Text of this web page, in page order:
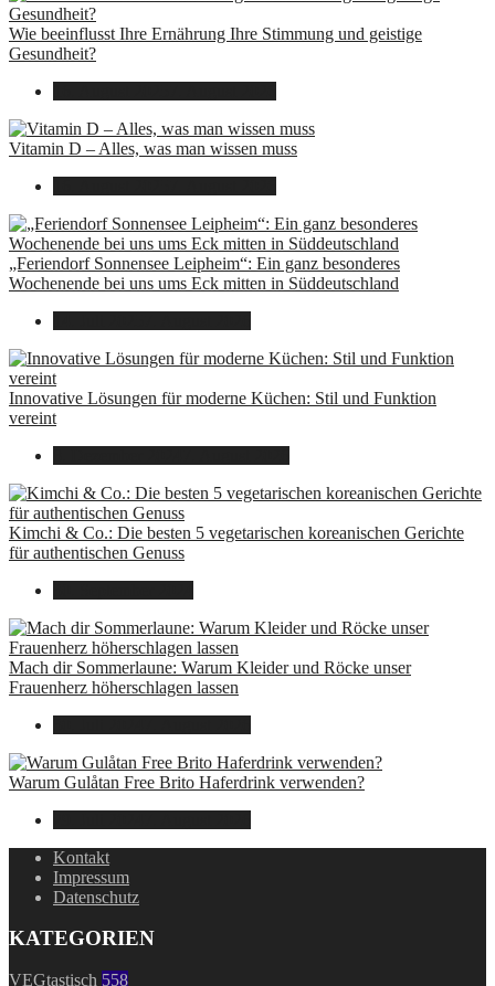
Wie beeinflusst Ihre Ernährung Ihre Stimmung und geistige
Gesundheit?
Vitamin D – Alles, was man wissen muss
„Feriendorf Sonnensee Leipheim“: Ein ganz besonderes
Wochenende bei uns ums Eck mitten in Süddeutschland
Innovative Lösungen für moderne Küchen: Stil und Funktion
vereint
Kimchi & Co.: Die besten 5 vegetarischen koreanischen Gerichte
für authentischen Genuss
Mach dir Sommerlaune: Warum Kleider und Röcke unser
Frauenherz höherschlagen lassen
Warum Gulåtan Free Brito Haferdrink verwenden?
Kontakt
Impressum
Datenschutz
KATEGORIEN
VEGtastisch 558